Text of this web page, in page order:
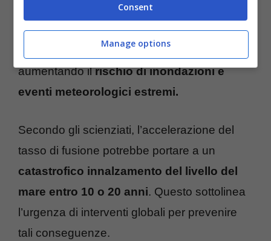
portare a un aumento di oltre 60 centimetri
del livello marino. Questo incremento
avrebbe effetti devastanti sulle coste,
aumentando ilrischio di inondazioni e
eventi meteorologici estremi.
Secondo gli scienziati, l’accelerazione del
tasso di fusione potrebbe portare a un
catastrofico innalzamento del livello del
mare entro 10 o 20 anni. Questo sottolinea
l’urgenza di interventi globali per prevenire
tali conseguenze.
Consent
Manage options